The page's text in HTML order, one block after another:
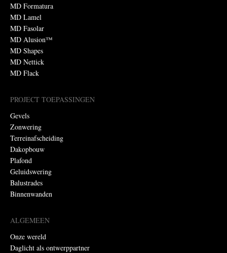
MD Formatura
MD Lamel
MD Fasolar
MD Alusion™
MD Shapes
MD Nettick
MD Flack
PROJECT TOEPASSINGEN
Gevels
Zonwering
Terreinafscheiding
Dakopbouw
Plafond
Geluidswering
Balustrades
Binnenwanden
ALGEMEEN
Onze wereld
Daglicht als ontwerppartner